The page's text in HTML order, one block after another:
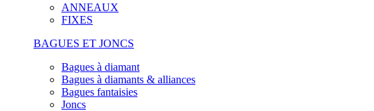
ANNEAUX
FIXES
BAGUES ET JONCS
Bagues à diamant
Bagues à diamants & alliances
Bagues fantaisies
Joncs